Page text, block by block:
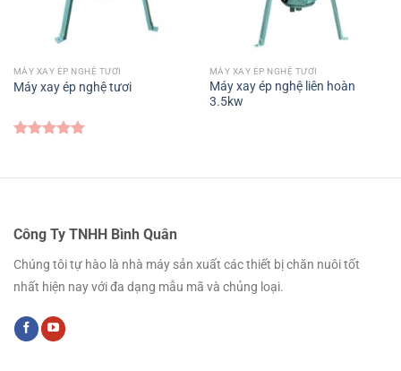
MÁY XAY ÉP NGHỆ TƯƠI
Máy xay ép nghệ tươi
5 sao
MÁY XAY ÉP NGHỆ TƯƠI
Máy xay ép nghệ liên hoàn
3.5kw
Công Ty TNHH Bình Quân
Chúng tôi tự hào là nhà máy sản xuất các thiết bị chăn nuôi tốt
nhất hiện nay với đa dạng mẫu mã và chủng loại.